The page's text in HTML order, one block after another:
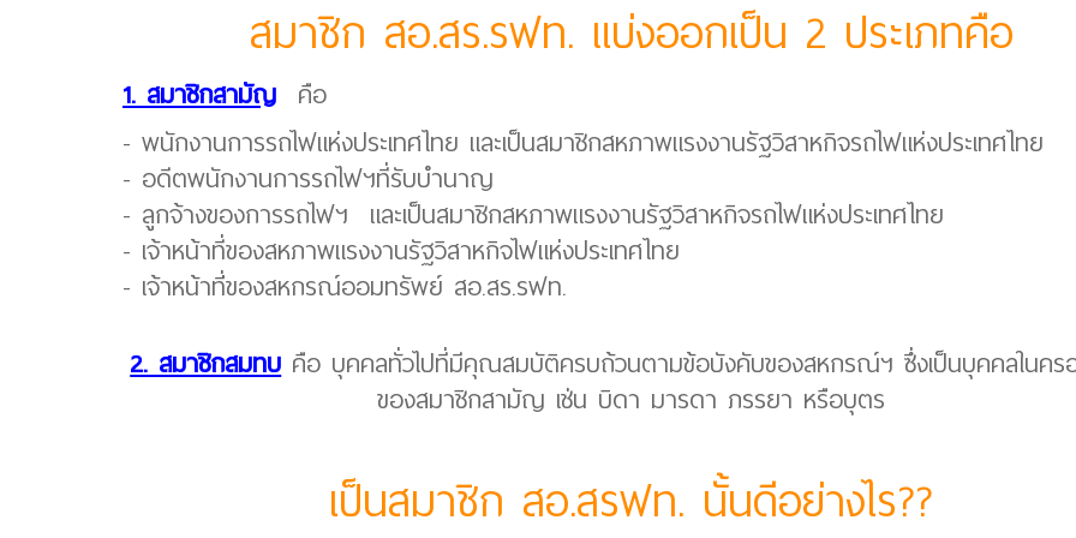
สมาชิก สอ.สร.รฟท. แบ่งออกเป็น 2 ประเภทคือ
1. สมาชิกสามัญ คือ
- พนักงานการรถไฟแห่งประเทศไทย และเป็นสมาชิกสหภาพแรงงานรัฐวิสาหกิจรถไฟแห่งประเทศไทย
- อดีตพนักงานการรถไฟฯที่รับบำนาญ
- ลูกจ้างของการรถไฟฯ และเป็นสมาชิกสหภาพแรงงานรัฐวิสาหกิจรถไฟแห่งประเทศไทย
- เจ้าหน้าที่ของสหภาพแรงงานรัฐวิสาหกิจไฟแห่งประเทศไทย
- เจ้าหน้าที่่ของสหกรณ์ออมทรัพย์ สอ.สร.รฟท.
2. สมาชิกสมทบ คือ บุคคลทั่วไปที่มีคุณสมบัติครบถ้วนตามข้อบังคับของสหกรณ์ฯ ซึ่งเป็นบุคคลในคร
ของสมาชิกสามัญ เช่น บิดา มารดา ภรรยา หรือบุตร
เป็นสมาชิก สอ.สรฟท. นั้นดีอย่างไร??